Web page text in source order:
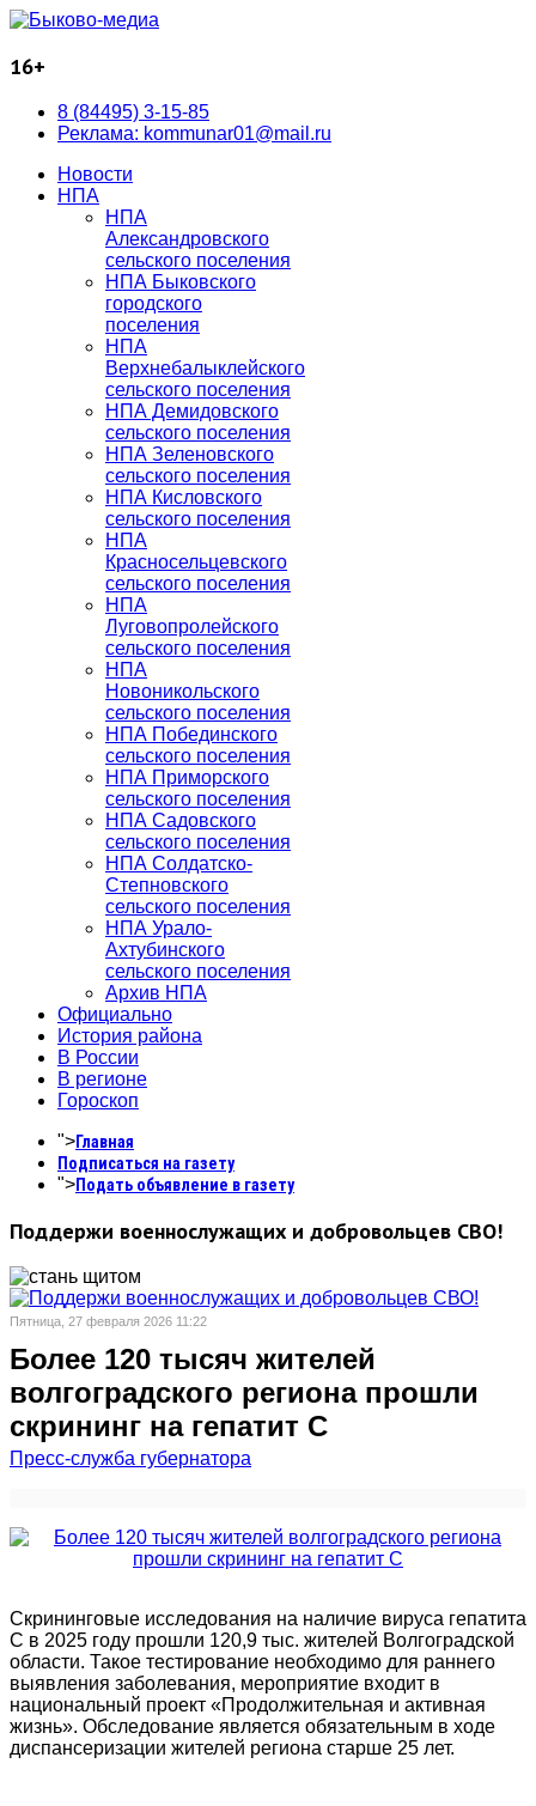
16+
8 (84495) 3-15-85
Реклама: kommunar01@mail.ru
Новости
НПА
НПА
Александровского
сельского поселения
НПА Быковского
городского
поселения
НПА
Верхнебалыклейского
сельского поселения
НПА Демидовского
сельского поселения
НПА Зеленовского
сельского поселения
НПА Кисловского
сельского поселения
НПА
Красносельцевского
сельского поселения
НПА
Луговопролейского
сельского поселения
НПА
Новоникольского
сельского поселения
НПА Побединского
сельского поселения
НПА Приморского
сельского поселения
НПА Садовского
сельского поселения
НПА Солдатско-
Степновского
сельского поселения
НПА Урало-
Ахтубинского
сельского поселения
Архив НПА
Официально
История района
В России
В регионе
Гороскоп
">Главная
Подписаться на газету
">Подать объявление в газету
Поддержи военнослужащих и добровольцев СВО!
Пятница, 27 февраля 2026 11:22
Более 120 тысяч жителей
волгоградского региона прошли
скрининг на гепатит С
Пресс-служба губернатора
Скрининговые исследования на наличие вируса гепатита
С в 2025 году прошли 120,9 тыс. жителей Волгоградской
области. Такое тестирование необходимо для раннего
выявления заболевания, мероприятие входит в
национальный проект «Продолжительная и активная
жизнь». Обследование является обязательным в ходе
диспансеризации жителей региона старше 25 лет.